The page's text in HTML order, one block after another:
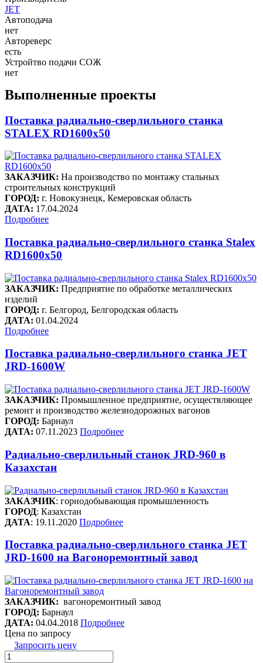
JET
Автоподача
нет
Автореверс
есть
Устройтво подачи СОЖ
нет
Выполненные проекты
Поставка радиально-сверлильного станка
STALEX RD1600x50
ЗАКАЗЧИК: На производство по монтажу стальных
строительных конструкций
ГОРОД: г. Новокузнецк, Кемеровская область
ДАТА: 17.04.2024
Подробнее
Поставка радиально-сверлильного станка Stalex
RD1600x50
ЗАКАЗЧИК: Предприятие по обработке металлических
изделий
ГОРОД: г. Белгород, Белгородская область
ДАТА: 01.04.2024
Подробнее
Поставка радиально-сверлильного станка JET
JRD-1600W
ЗАКАЗЧИК: Промышленное предприятие, осуществляющее
ремонт и производство железнодорожных вагонов
ГОРОД: Барнаул
ДАТА: 07.11.2023 Подробнее
Радиально-сверлильный станок JRD-960 в
Казахстан
ЗАКАЗЧИК: горнодобывающая промышленность
ГОРОД: Казахстан
ДАТА: 19.11.2020 Подробнее
Поставка радиально-сверлильного станка JET
JRD-1600 на Вагоноремонтный завод
ЗАКАЗЧИК: вагоноремонтный завод
ГОРОД: Барнаул
ДАТА: 04.04.2018 Подробнее
Цена по запросу
Запросить цену